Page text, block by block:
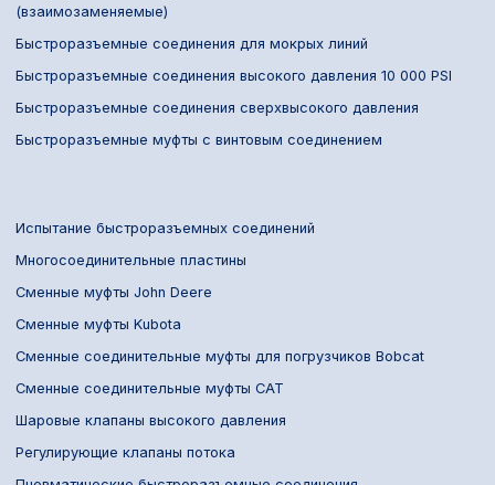
(взаимозаменяемые)
Быстроразъемные соединения для мокрых линий
Быстроразъемные соединения высокого давления 10 000 PSI
Быстроразъемные соединения сверхвысокого давления
Быстроразъемные муфты с винтовым соединением
Испытание быстроразъемных соединений
Многосоединительные пластины
Сменные муфты John Deere
Сменные муфты Kubota
Сменные соединительные муфты для погрузчиков Bobcat
Сменные соединительные муфты CAT
Шаровые клапаны высокого давления
Регулирующие клапаны потока